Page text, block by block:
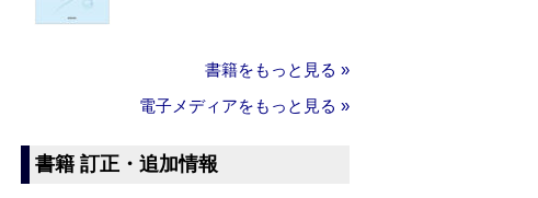
書籍をもっと見る »
電子メディアをもっと見る »
書籍 訂正・追加情報